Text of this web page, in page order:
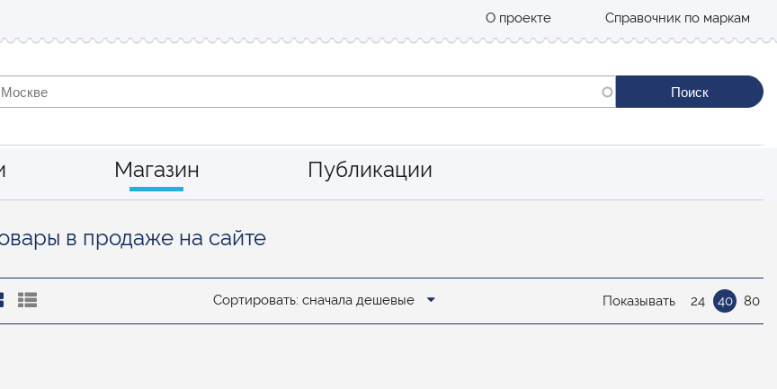
О проекте Справочник по маркам
Магазин Публикации
в продаже на сайте
Сортировать: сначала дешевые Показывать 24 40 80